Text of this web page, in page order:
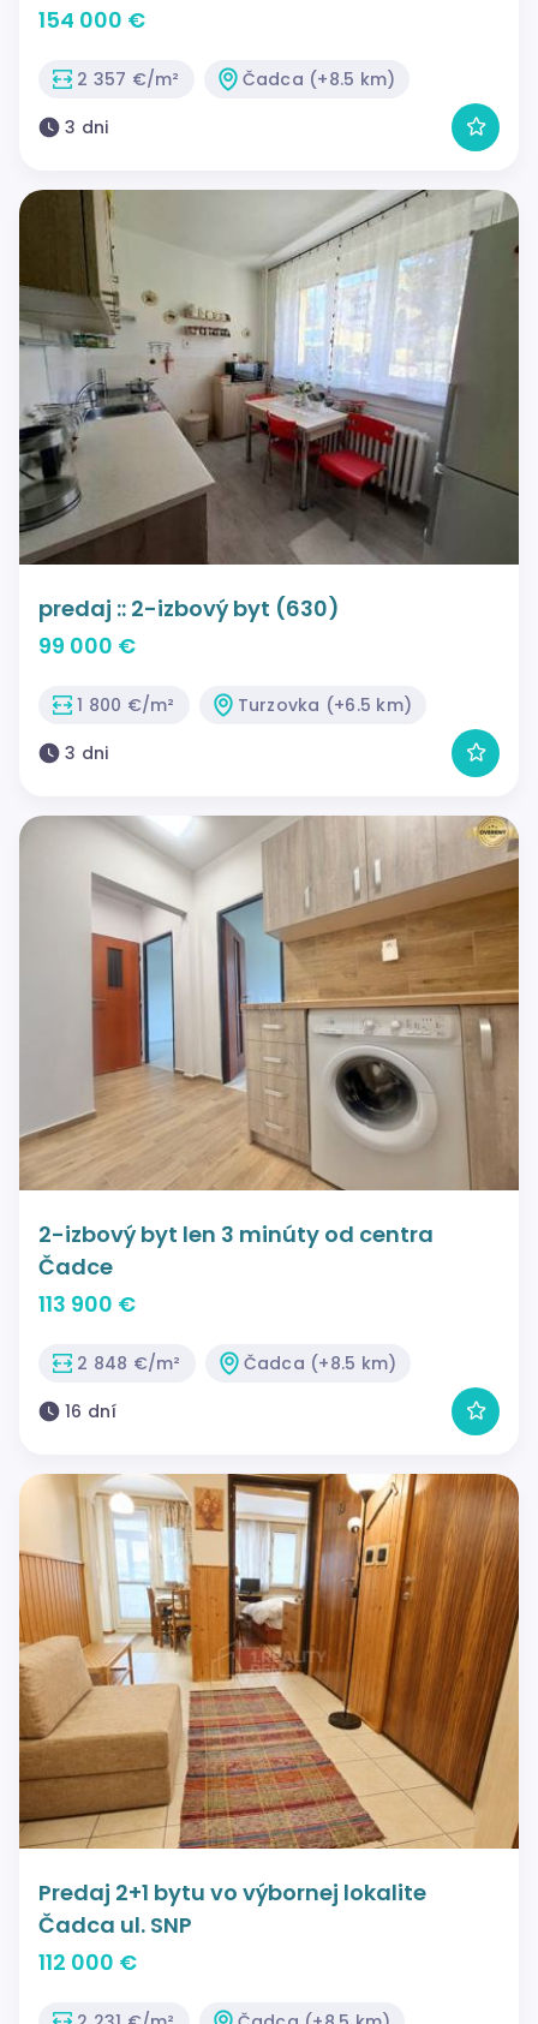
154 000 €
2 357 €/m²
Čadca (+8.5 km)
3 dni
predaj :: 2-izbový byt (630)
99 000 €
1 800 €/m²
Turzovka (+6.5 km)
3 dni
2-izbový byt len 3 minúty od centra
Čadce
113 900 €
2 848 €/m²
Čadca (+8.5 km)
16 dní
Predaj 2+1 bytu vo výbornej lokalite
Čadca ul. SNP
112 000 €